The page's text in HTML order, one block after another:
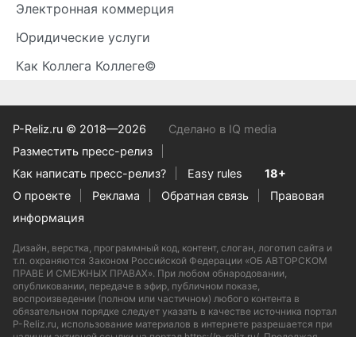
Электронная коммерция
Юридические услуги
Как Коллега Коллеге©
P-Reliz.ru © 2018—2026
Сделано в IQ media
Разместить пресс-релиз
Как написать пресс-релиз?
Easy rules
18+
О проекте
Реклама Обратная связь
Правовая
информация
Дизайн, верстка, программный код, контент, слоган, логотип сайта и
т.п. охраняются Законом Российской Федерации «ОБ АВТОРСКОМ
ПРАВЕ И СМЕЖНЫХ ПРАВАХ». При любом обнародовании,
опубликовании, передаче в эфир, публичном показе,
воспроизведении (полном или частичном) любого контента в
обязательном порядке следует указать в качестве источника портал
P-Reliz.ru, использование материалов в интернете разрешается при